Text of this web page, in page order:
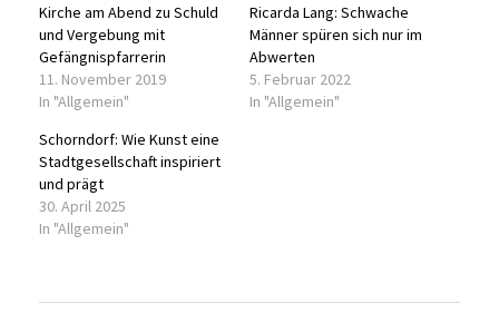
Kirche am Abend zu Schuld
und Vergebung mit
Gefängnispfarrerin
11. November 2019
In "Allgemein"
Ricarda Lang: Schwache
Männer spüren sich nur im
Abwerten
5. Februar 2022
In "Allgemein"
Schorndorf: Wie Kunst eine
Stadtgesellschaft inspiriert
und prägt
30. April 2025
In "Allgemein"